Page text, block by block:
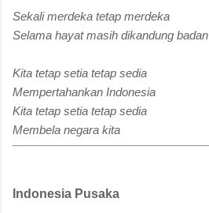
Sekali merdeka tetap merdeka
Selama hayat masih dikandung badan
Kita tetap setia tetap sedia
Mempertahankan Indonesia
Kita tetap setia tetap sedia
Membela negara kita
Indonesia Pusaka